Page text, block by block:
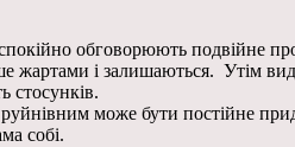
обговорюють подвійне
жартами і залишаються. Утім
стосунків.
може бути постійне
собі.